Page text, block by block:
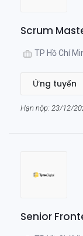
Scrum
TP Hồ Chí
Ứng tuyển
Hạn nộp: 23/12/
Senior